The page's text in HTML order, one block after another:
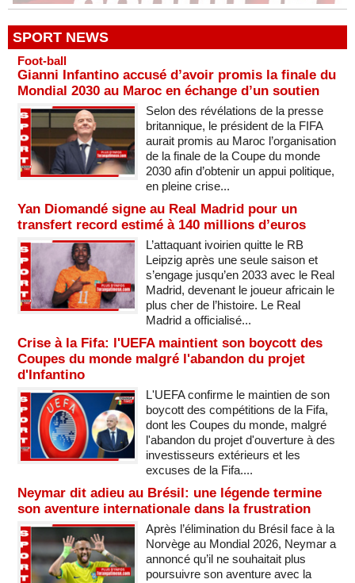
SPORT NEWS
Foot-ball
Gianni Infantino accusé d’avoir promis la finale du
Mondial 2030 au Maroc en échange d’un soutien
Selon des révélations de la presse
britannique, le président de la FIFA
aurait promis au Maroc l’organisation
de la finale de la Coupe du monde
2030 afin d’obtenir un appui politique,
en pleine crise...
Yan Diomandé signe au Real Madrid pour un
transfert record estimé à 140 millions d’euros
L’attaquant ivoirien quitte le RB
Leipzig après une seule saison et
s’engage jusqu’en 2033 avec le Real
Madrid, devenant le joueur africain le
plus cher de l’histoire. Le Real
Madrid a officialisé...
Crise à la Fifa: l'UEFA maintient son boycott des
Coupes du monde malgré l'abandon du projet
d'Infantino
L'UEFA confirme le maintien de son
boycott des compétitions de la Fifa,
dont les Coupes du monde, malgré
l'abandon du projet d'ouverture à des
investisseurs extérieurs et les
excuses de la Fifa....
Neymar dit adieu au Brésil: une légende termine
son aventure internationale dans la frustration
Après l’élimination du Brésil face à la
Norvège au Mondial 2026, Neymar a
annoncé qu’il ne souhaitait plus
poursuivre son aventure avec la